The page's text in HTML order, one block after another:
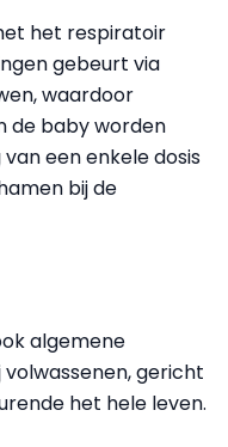
het respiratoir
gebeurt via
, waardoor
de baby worden
vaneen enkele dosis
bij de
algemene
gericht
het hele leven.